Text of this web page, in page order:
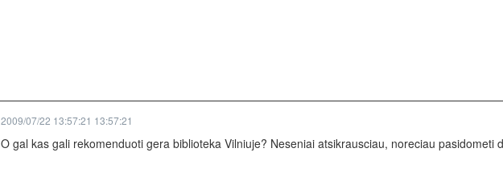
2009/07/22 13:57:21 13:57:21
O gal kas gali rekomenduoti gera biblioteka Vilniuje? Neseniai atsikrausciau, noreciau pasidometi